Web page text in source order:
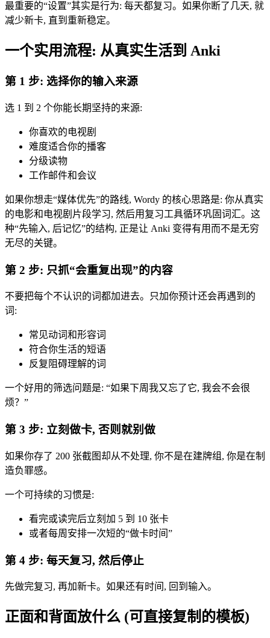
最重要的“设置”其实是行为: 每天都复习。如果你断了几天, 就
减少新卡, 直到重新稳定。
一个实用流程: 从真实生活到 Anki
第 1 步: 选择你的输入来源
选 1 到 2 个你能长期坚持的来源:
你喜欢的电视剧
难度适合你的播客
分级读物
工作邮件和会议
如果你想走“媒体优先”的路线, Wordy 的核心思路是: 你从真实
的电影和电视剧片段学习, 然后用复习工具循环巩固词汇。这
种“先输入, 后记忆”的结构, 正是让 Anki 变得有用而不是无穷
无尽的关键。
第 2 步: 只抓“会重复出现”的内容
不要把每个不认识的词都加进去。只加你预计还会再遇到的
词:
常见动词和形容词
符合你生活的短语
反复阻碍理解的词
一个好用的筛选问题是: “如果下周我又忘了它, 我会不会很
烦？”
第 3 步: 立刻做卡, 否则就别做
如果你存了 200 张截图却从不处理, 你不是在建牌组, 你是在制
造负罪感。
一个可持续的习惯是:
看完或读完后立刻加 5 到 10 张卡
或者每周安排一次短的“做卡时间”
第 4 步: 每天复习, 然后停止
先做完复习, 再加新卡。如果还有时间, 回到输入。
正面和背面放什么 (可直接复制的模板)